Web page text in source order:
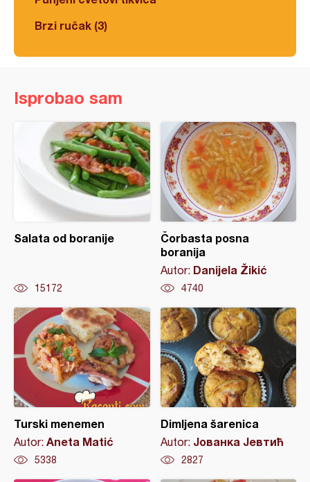
Brzi ručak (3)
Isprobao sam
Salata od boranije
15172
Čorbasta posna
boranija
Autor: Danijela Žikić
4740
Turski menemen
Autor: Aneta Matić
5338
Dimljena šarenica
Autor: Јованка Јевтић
2827